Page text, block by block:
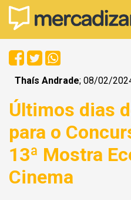
Thaís Andrade; 08/02/
Últimos dias
para o
13ª Mostra
Cinema